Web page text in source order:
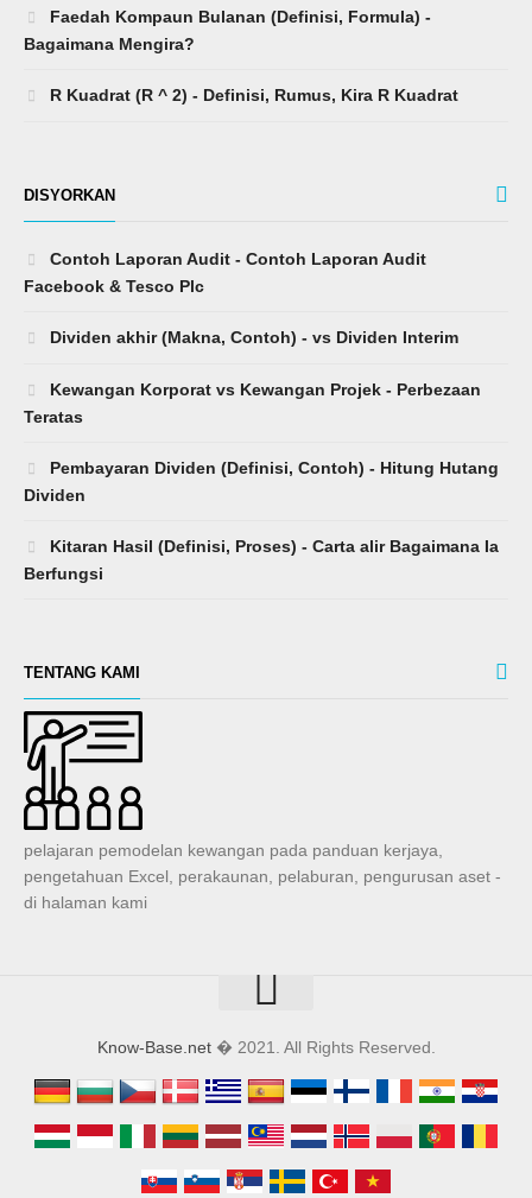
Faedah Kompaun Bulanan (Definisi, Formula) -
Bagaimana Mengira?
R Kuadrat (R ^ 2) - Definisi, Rumus, Kira R Kuadrat
DISYORKAN
Contoh Laporan Audit - Contoh Laporan Audit
Facebook & Tesco Plc
Dividen akhir (Makna, Contoh) - vs Dividen Interim
Kewangan Korporat vs Kewangan Projek - Perbezaan
Teratas
Pembayaran Dividen (Definisi, Contoh) - Hitung Hutang
Dividen
Kitaran Hasil (Definisi, Proses) - Carta alir Bagaimana Ia
Berfungsi
TENTANG KAMI
pelajaran pemodelan kewangan pada panduan kerjaya,
pengetahuan Excel, perakaunan, pelaburan, pengurusan aset -
di halaman kami
Know-Base.net� 2021. All Rights Reserved.